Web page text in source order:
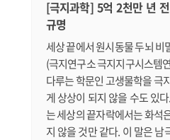
[극지과학] 5억 2천만 년
규명
세상 끝에서 원시동물 두뇌 비
(극지연구소 극지지구시스템
다루는 학문인 고생물학을 극
게 상상이 되지 않을 수도 있
는 세상의 끝자락에서는 화석
지 않을 것만 같다. 이 말은 남